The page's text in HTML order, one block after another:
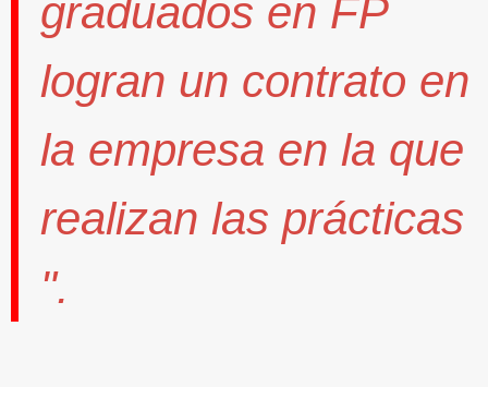
graduados en FP
logran un contrato en
la empresa en la que
realizan las prácticas
".